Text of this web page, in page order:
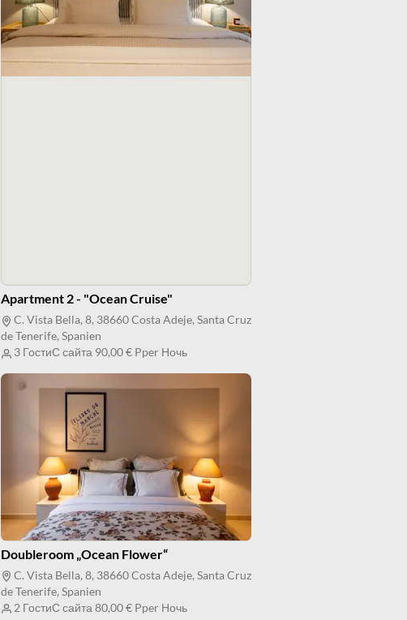
Apartment 2 - "Ocean Cruise"
C. Vista Bella, 8, 38660 Costa Adeje, Santa Cruz
de Tenerife, Spanien
3 ГостиС сайта 90,00 € Pper Ночь
Doubleroom „Ocean Flower“
C. Vista Bella, 8, 38660 Costa Adeje, Santa Cruz
de Tenerife, Spanien
2 ГостиС сайта 80,00 € Pper Ночь